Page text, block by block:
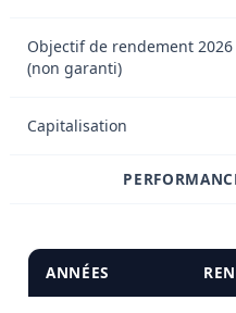
Objectif de rendement
(non garanti)
Capitalisation
ANNÉES